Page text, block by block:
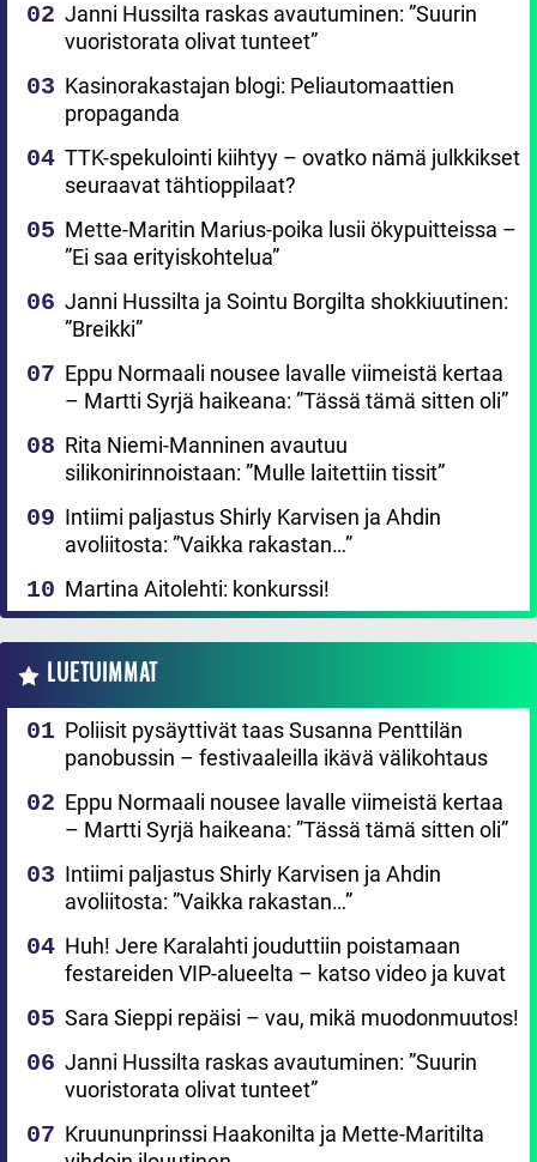
Janni Hussilta raskas avautuminen: ”Suurin
vuoristorata olivat tunteet”
Kasinorakastajan blogi: Peliautomaattien
propaganda
TTK-spekulointi kiihtyy – ovatko nämä julkkikset
seuraavat tähtioppilaat?
Mette-Maritin Marius-poika lusii ökypuitteissa –
”Ei saa erityiskohtelua”
Janni Hussilta ja Sointu Borgilta shokkiuutinen:
”Breikki”
Eppu Normaali nousee lavalle viimeistä kertaa
– Martti Syrjä haikeana: ”Tässä tämä sitten oli”
Rita Niemi-Manninen avautuu
silikonirinnoistaan: ”Mulle laitettiin tissit”
Intiimi paljastus Shirly Karvisen ja Ahdin
avoliitosta: ”Vaikka rakastan…”
Martina Aitolehti: konkurssi!
LUETUIMMAT
Poliisit pysäyttivät taas Susanna Penttilän
panobussin – festivaaleilla ikävä välikohtaus
Eppu Normaali nousee lavalle viimeistä kertaa
– Martti Syrjä haikeana: ”Tässä tämä sitten oli”
Intiimi paljastus Shirly Karvisen ja Ahdin
avoliitosta: ”Vaikka rakastan…”
Huh! Jere Karalahti jouduttiin poistamaan
festareiden VIP-alueelta – katso video ja kuvat
Sara Sieppi repäisi – vau, mikä muodonmuutos!
Janni Hussilta raskas avautuminen: ”Suurin
vuoristorata olivat tunteet”
Kruununprinssi Haakonilta ja Mette-Maritilta